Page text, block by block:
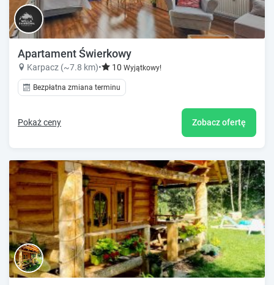
Apartament Świerkowy
Karpacz (~7.8 km)• 10 Wyjątkowy!
Bezpłatna zmiana terminu
Pokaż ceny Zobacz ofertę